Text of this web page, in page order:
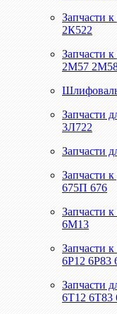
Запчасти
2К522
Запчасти
2М57
Запчасти
3Л722
Запчасти
Запчасти
675П 676
Запчасти
6М13
Запчасти
6Р12 6Р83
Запчасти
6Т12 6Т83